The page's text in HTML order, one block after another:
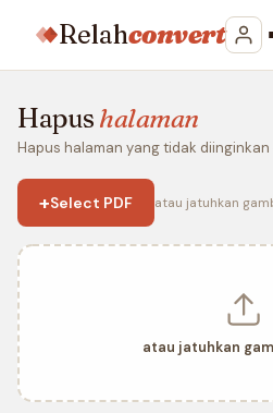
Relahconvert
Hapus halaman
Hapus halaman yang tidak diinginkan
+Select PDF atau jatuhkan
atau jatuhkan